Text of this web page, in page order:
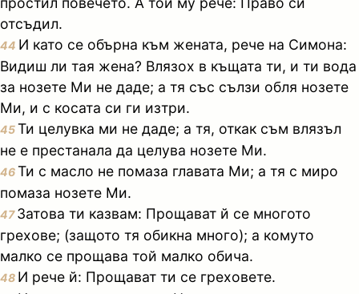
отсъдил.
44 И като се обърна към жената, рече на Симона:
Видиш ли тая жена? Влязох в къщата ти, и ти вода
за нозете Ми не даде; а тя със сълзи обля нозете
Ми, и с косата си ги изтри.
45Ти целувка ми не даде; а тя, откак съм влязъл
не е престанала да целува нозете Ми.
46Ти с масло не помаза главата Ми; а тя с миро
помаза нозете Ми.
47Затова ти казвам: Прощават й се многото
грехове; (защото тя обикна много); а комуто
малко се прощава той малко обича.
48 И рече й: Прощават ти се греховете.